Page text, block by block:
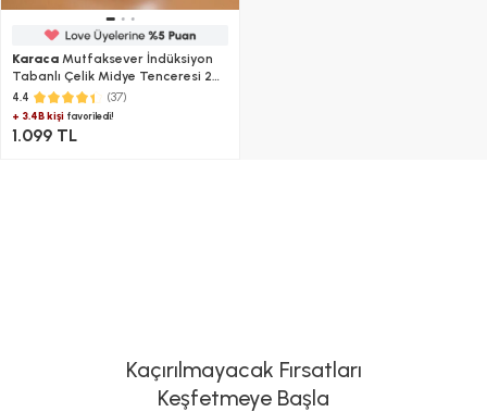
Karaca Mutfaksever İndüksiyon
Tabanlı Çelik Midye Tenceresi 20
Cm
4.4 (37)
+ 3.4B kişi favoriledi!
1.099 TL
Kaçırılmayacak Fırsatları
Keşfetmeye Başla